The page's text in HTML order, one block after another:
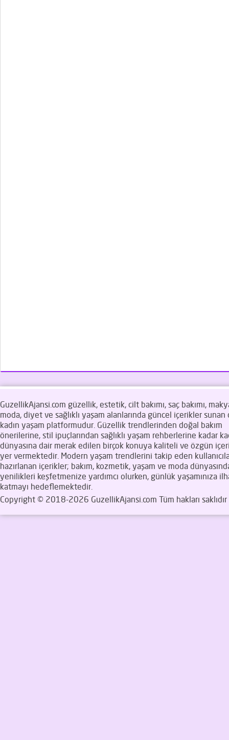
GuzellikAjansi.com güzellik, estetik, cilt bakımı, saç bakımı,
moda, diyet ve sağlıklı yaşam alanlarında güncel içerikler
kadın yaşam platformudur. Güzellik trendlerinden doğal bakım
önerilerine, stil ipuçlarından sağlıklı yaşam rehberlerine kadar
dünyasına dair merak edilen birçok konuya kaliteli ve özgün
yer vermektedir. Modern yaşam trendlerini takip eden
hazırlanan içerikler; bakım, kozmetik, yaşam ve moda
yenilikleri keşfetmenize yardımcı olurken, günlük yaşamınıza
katmayı hedeflemektedir.
Copyright © 2018-2026 GuzellikAjansi.com Tüm hakları saklıdır